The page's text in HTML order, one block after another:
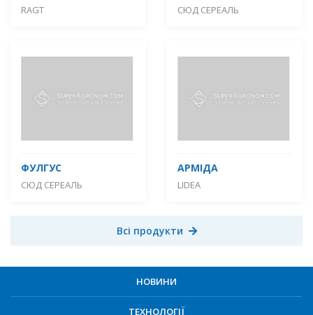
RAGT СЮД СЕРЕАЛЬ
ФУЛГУС
СЮД СЕРЕАЛЬ
АРМІДА
LIDEA
Всі продукти
НОВИНИ
ТЕХНОЛОГІЇ